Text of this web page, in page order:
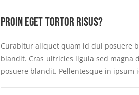
Proin eget tortor risus?
Curabitur aliquet quam id dui posuere
blandit. Cras ultricies ligula sed
posuere blandit. Pellentesque in ipsum